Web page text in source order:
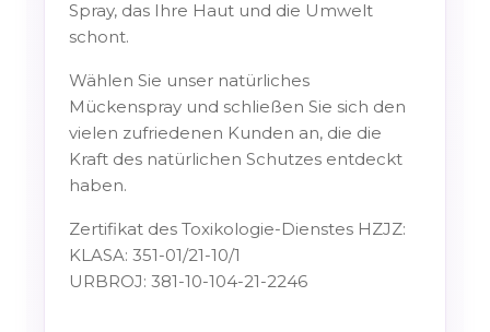
Spray, das Ihre Haut und die Umwelt
schont.
Wählen Sie unser natürliches
Mückenspray und schließen Sie sich den
vielen zufriedenen Kunden an, die die
Kraft des natürlichen Schutzes entdeckt
haben.
Zertifikat des Toxikologie-Dienstes HZJZ:
KLASA: 351-01/21-10/1
URBROJ: 381-10-104-21-2246